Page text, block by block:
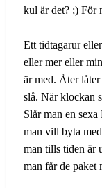
kul är det? ;) För
Ett tidtagarur
eller mer eller
är med. Åter
slå. När klockan
Slår man en
man vill byta
man tills tiden är
man får de paket